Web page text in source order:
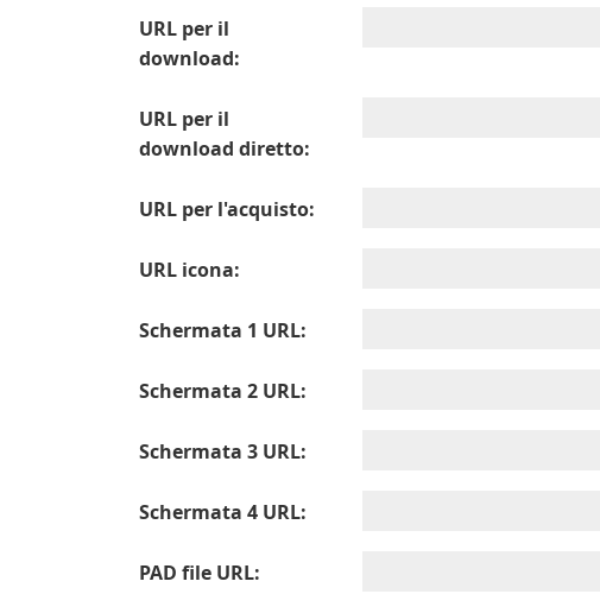
URL per il
download:
URL per il
download diretto:
URL per l'acquisto:
URL icona:
Schermata 1 URL:
Schermata 2 URL:
Schermata 3 URL:
Schermata 4 URL:
PAD file URL: